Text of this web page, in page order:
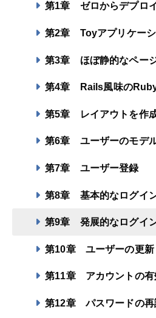
第1章 ゼロからデプロ
第2章 Toyアプリケー
第3章 ほぼ静的なペー
第4章 Rails風味の
第5章 レイアウトを作
第6章 ユーザーのモデ
第7章 ユーザー登録
第8章 基本的なログイ
第9章 発展的なログイ
第10章 ユーザーの更
第11章 アカウントの
第12章 パスワードの再